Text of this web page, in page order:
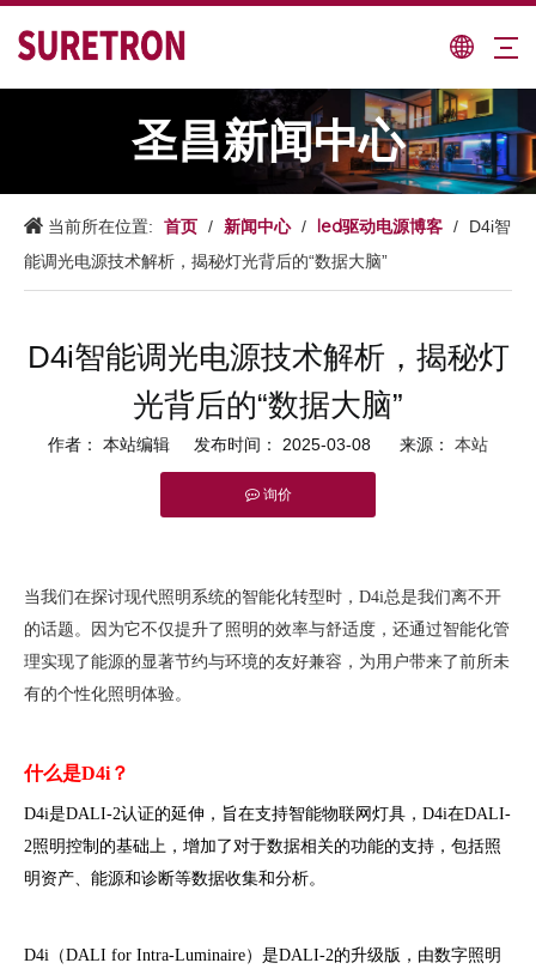
圣昌新闻中心
当前所在位置: 首页 / 新闻中心 / led驱动电源博客 /
D4i智
能调光电源技术解析，揭秘灯光背后的“数据大脑”
D4i智能调光电源技术解析，揭秘灯
光背后的“数据大脑”
作者： 本站编辑 发布时间： 2025-03-08 来源： 本站
询价
当我们在探讨现代照明系统的智能化转型时，D4i总是我们离不开
的话题。因为它不仅提升了照明的效率与舒适度，还通过智能化管
理实现了能源的显著节约与环境的友好兼容，为用户带来了前所未
有的个性化照明体验。
什么是D4i？
D4i是DALI-2认证的延伸，旨在支持智能物联网灯具，D4i在DALI-
2照明控制的基础上，增加了对于数据相关的功能的支持，包括照
明资产、能源和诊断等数据收集和分析。
D4i（DALI for Intra-Luminaire）是DALI-2的升级版，由数字照明